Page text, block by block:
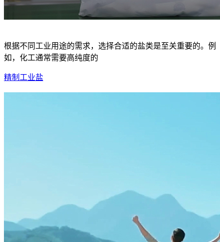
根据不同工业用途的需求，选择合适的盐类是至关重要的。例
如，化工通常需要高纯度的
精制工业盐